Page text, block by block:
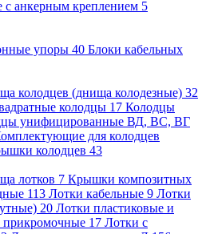
анкерным креплением 5
упоры 40 Блоки кабельных
колодцев (днища колодезные) 32
колодцы 17 Колодцы
унифицированные ВД, ВС, ВГ
для колодцев
колодцев 43
лотков 7 Крышки композитных
113 Лотки кабельные 9 Лотки
20 Лотки пластиковые и
прикромочные 17 Лотки с